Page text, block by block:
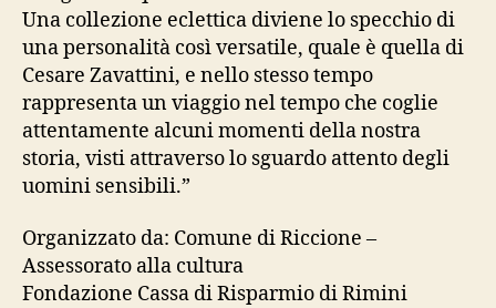
Una collezione eclettica diviene lo specchio di
una personalità così versatile, quale è quella di
Cesare Zavattini, e nello stesso tempo
rappresenta un viaggio nel tempo che coglie
attentamente alcuni momenti della nostra
storia, visti attraverso lo sguardo attento degli
uomini sensibili.”
Organizzato da: Comune di Riccione –
Assessorato alla cultura
Fondazione Cassa di Risparmio di Rimini